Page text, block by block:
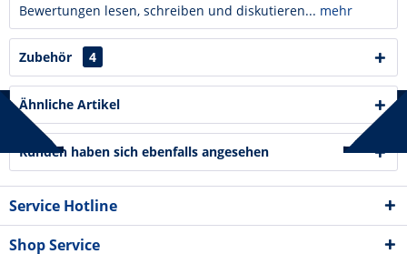
Bewertungen lesen, schreiben und diskutieren... mehr
Zubehör 4
Ähnliche Artikel
Kunden haben sich ebenfalls angesehen
Service Hotline
Shop Service